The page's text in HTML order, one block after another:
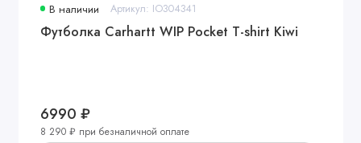
В наличии Артикул: IO304341
Футболка Carhartt WIP Pocket T-shirt Kiwi
6990 ₽
8 290 ₽ при безналичной оплате